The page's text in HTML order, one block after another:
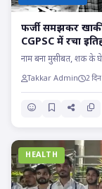
फर्जी समझकर
CGPSC में रचा
मुकाम!!
नाम बना मुसीबत, शक के
Takkar Admin 2
HEALTH